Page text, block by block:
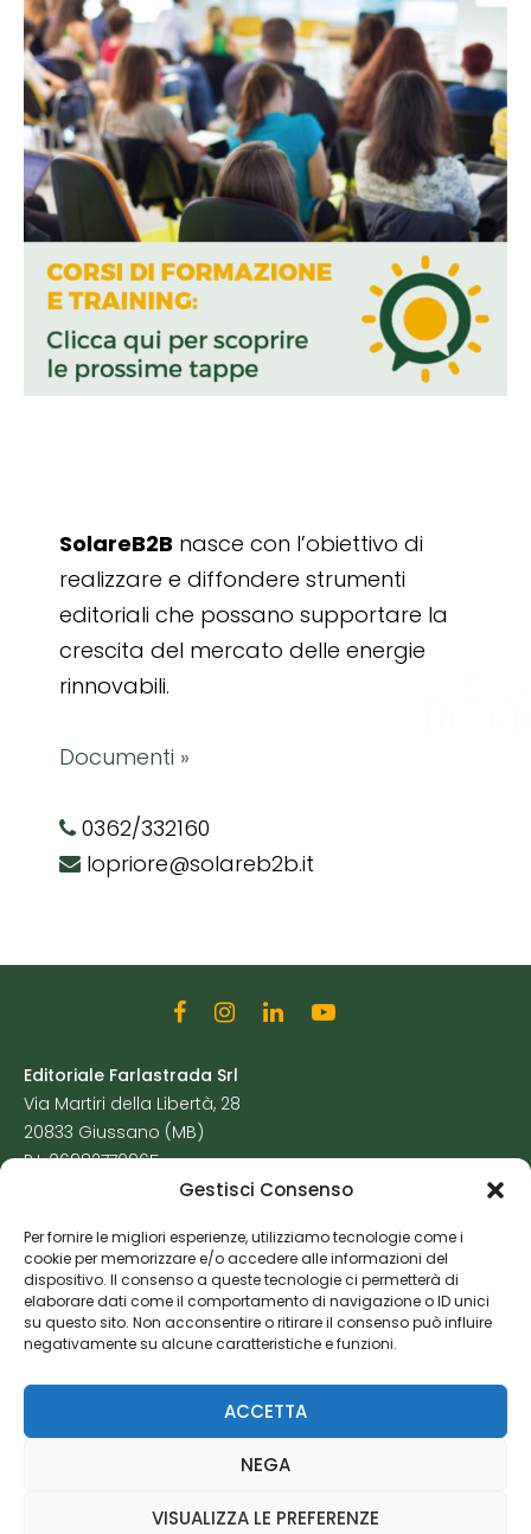
Gestisci Consenso
Per fornire le migliori esperienze, utilizziamo tecnologie come i
cookie per memorizzare e/o accedere alle informazioni del
dispositivo. Il consenso a queste tecnologie ci permetterà di
elaborare dati come il comportamento di navigazione o ID unici
su questo sito. Non acconsentire o ritirare il consenso può influire
negativamente su alcune caratteristiche e funzioni.
ACCETTA
NEGA
VISUALIZZA LE PREFERENZE
SolareB2B nasce con l’obiettivo di
realizzare e diffondere strumenti
editoriali che possano supportare la
crescita del mercato delle energie
rinnovabili.
Documenti »
0362/332160
lopriore@solareb2b.it
Editoriale Farlastrada Srl
Via Martiri della Libertà, 28
20833 Giussano (MB)
P.I. 06982770965
Cookie Policy
Risorse Aggiuntive